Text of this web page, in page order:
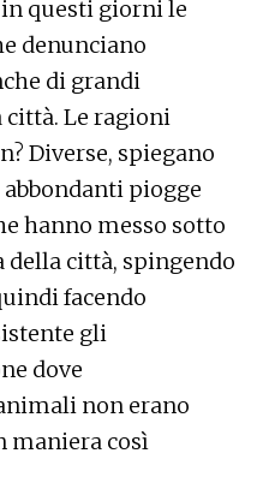
questi giorni le
denunciano
di grandi
Le ragioni
Diverse, spiegano
piogge
hanno messo sotto
della città, spingendo
facendo
gli
dove
non erano
maniera così